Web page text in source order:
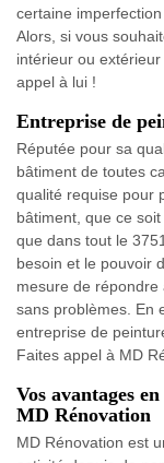
certaine
Alors, si vous
intérieur ou
appel à lui !
Entreprise de
Réputée pour sa
bâtiment de toutes
qualité requise pour
bâtiment, que ce
que dans tout le
besoin et le pouvoir
mesure de
sans problèmes. En
entreprise de
Faites appel à MD
Vos avantages
MD Rénovation
MD Rénovation est